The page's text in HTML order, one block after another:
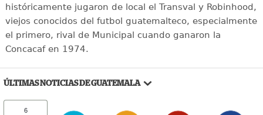
históricamente jugaron de local el Transval y Robinhood,
viejos conocidos del futbol guatemalteco, especialmente
el primero, rival de Municipal cuando ganaron la
Concacaf en 1974.
ÚLTIMAS NOTICIAS DE GUATEMALA
6